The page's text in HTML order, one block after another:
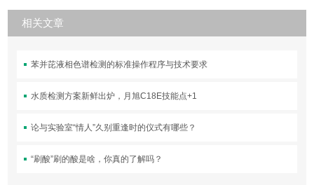
相关文章
苯并芘液相色谱检测的标准操作程序与技术要求
水质检测方案新鲜出炉，月旭C18E技能点+1
论与实验室“情人”久别重逢时的仪式有哪些？
“刷酸”刷的酸是啥，你真的了解吗？